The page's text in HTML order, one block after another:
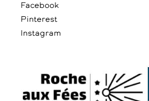
Facebook
Pinterest
Instagram